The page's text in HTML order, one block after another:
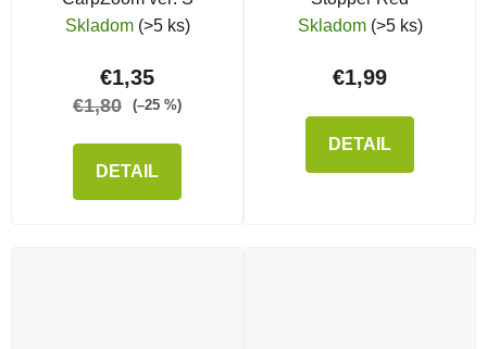
Skladom (>5 ks)
€1,35
€1,80 (–25 %)
DETAIL
Skladom (>5 ks)
€1,99
DETAIL